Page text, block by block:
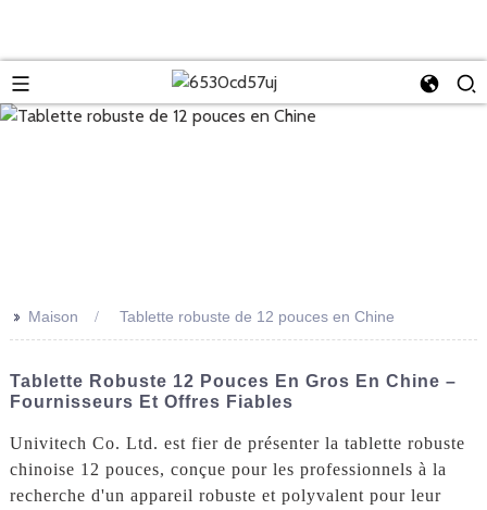
>> Maison Tablette robuste de 12 pouces en Chine
Tablette Robuste 12 Pouces En Gros En Chine –
Fournisseurs Et Offres Fiables
Univitech Co. Ltd. est fier de présenter la tablette robuste
chinoise 12 pouces, conçue pour les professionnels à la
recherche d'un appareil robuste et polyvalent pour leur